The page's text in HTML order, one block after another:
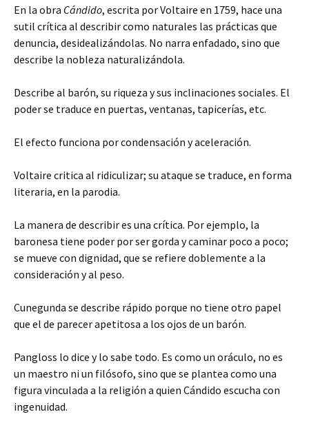
En la obra Cándido, escrita por Voltaire en 1759, hace una
sutil crítica al describir como naturales las prácticas que
denuncia, desidealizándolas. No narra enfadado, sino que
describe la nobleza naturalizándola.
Describe al barón, su riqueza y sus inclinaciones sociales. El
poder se traduce en puertas, ventanas, tapicerías, etc.
El efecto funciona por condensación y aceleración.
Voltaire critica al ridiculizar; su ataque se traduce, en forma
literaria, en la parodia.
La manera de describir es una crítica. Por ejemplo, la
baronesa tiene poder por ser gorda y caminar poco a poco;
se mueve con dignidad, que se refiere doblemente a la
consideración y al peso.
Cunegunda se describe rápido porque no tiene otro papel
que el de parecer apetitosa a los ojos de un barón.
Pangloss lo dice y lo sabe todo. Es como un oráculo, no es
un maestro ni un filósofo, sino que se plantea como una
figura vinculada a la religión a quien Cándido escucha con
ingenuidad.